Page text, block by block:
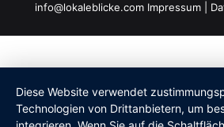
info@lokaleblicke.com Impressum
Diese Website verwendet
Technologien von Drittanbietern, um